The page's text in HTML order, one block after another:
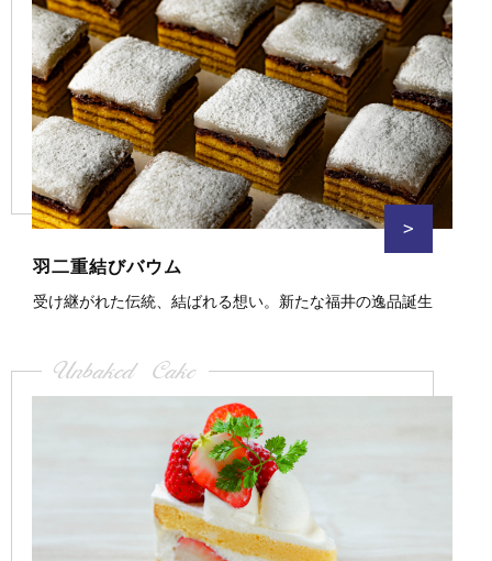
>
羽二重結びバウム
受け継がれた伝統、結ばれる想い。新たな福井の逸品誕生
Unbaked Cake